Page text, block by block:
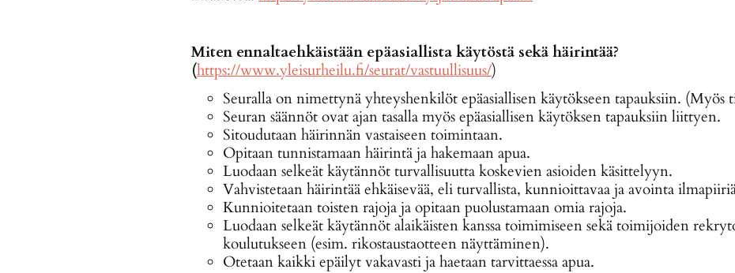
Miten ennaltaehkäistään epäasiallista käytöstä sekä häirintää?
(https://www.yleisurheilu.fi/seurat/vastuullisuus/)
Seuralla on nimettynä yhteyshenkilöt epäasiallisen käytökseen tapauksiin. (Myös
Seuran säännöt ovat ajan tasalla myös epäasiallisen käytöksen tapauksiin liittyen.
Sitoudutaan häirinnän vastaiseen toimintaan.
Opitaan tunnistamaan häirintä ja hakemaan apua.
Luodaan selkeät käytännöt turvallisuutta koskevien asioiden käsittelyyn.
Vahvistetaan häirintää ehkäisevää, eli turvallista, kunnioittavaa ja avointa
Kunnioitetaan toisten rajoja ja opitaan puolustamaan omia rajoja.
Luodaan selkeät käytännöt alaikäisten kanssa toimimiseen sekä toimijoiden
koulutukseen (esim. rikostaustaotteen näyttäminen).
Otetaan kaikki epäilyt vakavasti ja haetaan tarvittaessa apua.